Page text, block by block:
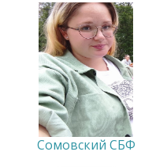
Сомовский СБФ